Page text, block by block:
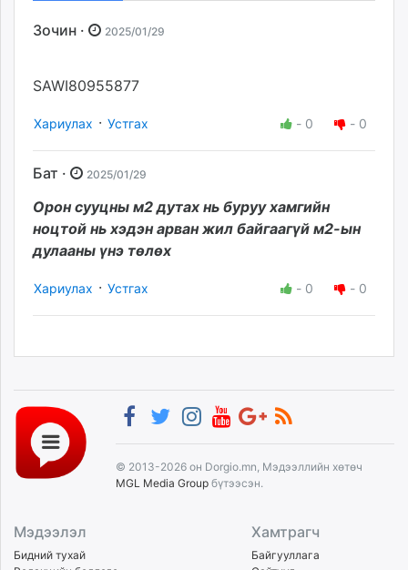
Зочин · 2025/01/29
SAWI80955877
Хариулах · Устгах - 0 - 0
Бат · 2025/01/29
Орон сууцны м2 дутах нь буруу хамгийн
ноцтой нь хэдэн арван жил байгаагүй м2-ын
дулааны үнэ төлөх
Хариулах · Устгах - 0 - 0
© 2013-2026 он Dorgio.mn, Мэдээллийн хөтөч
MGL Media Group бүтээсэн.
Мэдээлэл
Бидний тухай
Хамтрагч
Байгууллага